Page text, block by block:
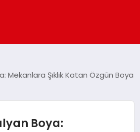
Mekanlara Şıklık Katan Özgün Boya
Boya: